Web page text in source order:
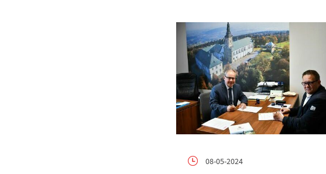
08-05-2024